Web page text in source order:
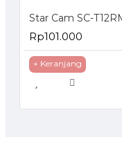
Rp101.000
+ Keranjang